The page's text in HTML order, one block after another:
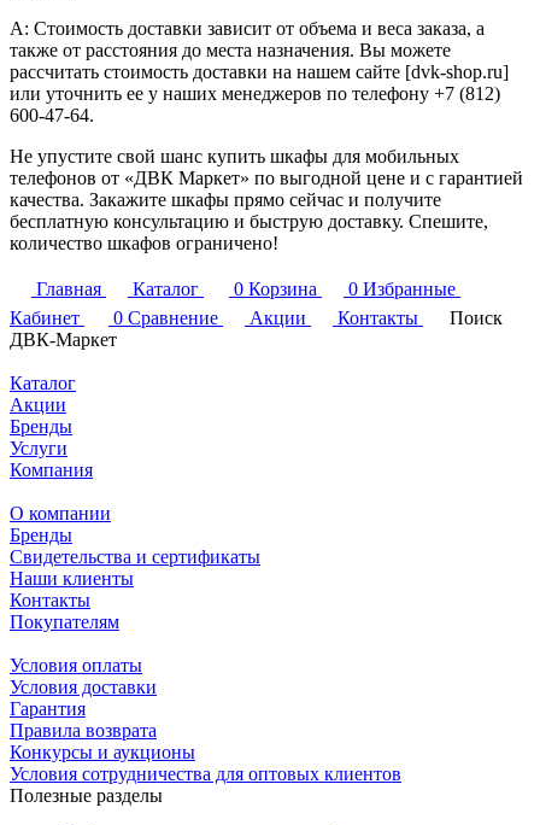
A: Стоимость доставки зависит от объема и веса заказа, а
также от расстояния до места назначения. Вы можете
рассчитать стоимость доставки на нашем сайте [dvk-shop.ru]
или уточнить ее у наших менеджеров по телефону +7 (812)
600-47-64.
Не упустите свой шанс купить шкафы для мобильных
телефонов от «ДВК Маркет» по выгодной цене и с гарантией
качества. Закажите шкафы прямо сейчас и получите
бесплатную консультацию и быструю доставку. Спешите,
количество шкафов ограничено!
Главная Каталог 0 Корзина 0 Избранные
Кабинет
0 Сравнение Акции Контакты
Поиск
ДВК-Маркет
Каталог
Акции
Бренды
Услуги
Компания
О компании
Бренды
Свидетельства и сертификаты
Наши клиенты
Контакты
Покупателям
Условия оплаты
Условия доставки
Гарантия
Правила возврата
Конкурсы и аукционы
Условия сотрудничества для оптовых клиентов
Полезные разделы